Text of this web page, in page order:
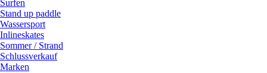
Surfen
Stand up paddle
Wassersport
Inlineskates
Sommer / Strand
Schlussverkauf
Marken